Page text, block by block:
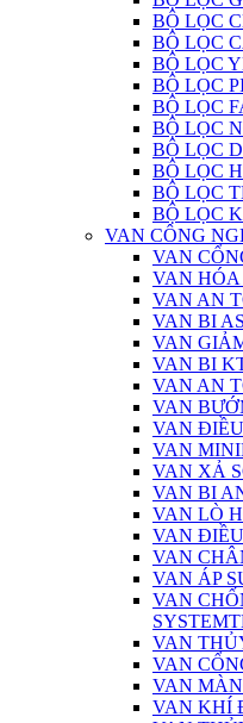
BỘ LỌC
BỘ LỌC
BỘ LỌC
BỘ LỌC
BỘ LỌC
BỘ LỌC
BỘ LỌC
BỘ LỌC
BỘ LỌC
BỘ LỌC
VAN CÔNG
VAN
VAN
VAN AN
VAN BI
VAN
VAN BI
VAN AN
VAN
VAN
VAN
VAN XẢ
VAN BI
VAN LÒ
VAN
VAN
VAN ÁP
VAN
VAN
VAN
VAN
VAN KHÍ